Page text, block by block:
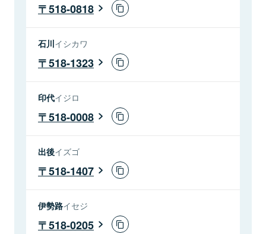
518-0818
石川イシカワ
518-1323
印代イジロ
518-0008
出後イズゴ
518-1407
伊勢路イセジ
518-0205